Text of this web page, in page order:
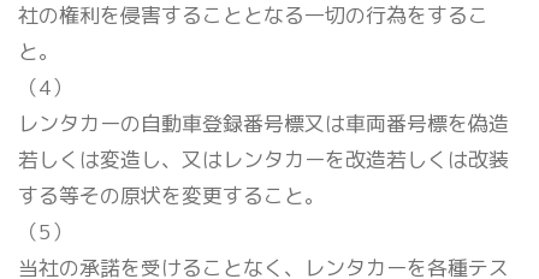
社の権利を侵害することとなる一切の行為をするこ
と。
（4）
レンタカーの自動車登録番号標又は車両番号標を偽造
若しくは変造し、又はレンタカーを改造若しくは改装
する等その原状を変更すること。
（5）
当社の承諾を受けることなく、レンタカーを各種テス